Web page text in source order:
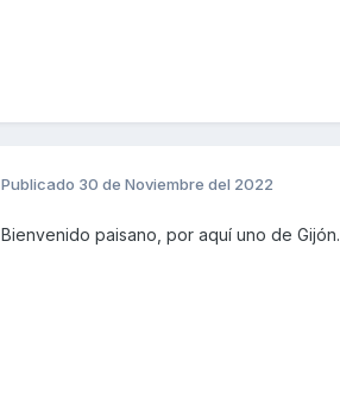
Publicado 30 de Noviembre del 2022
Bienvenido paisano, por aquí uno de Gijón.